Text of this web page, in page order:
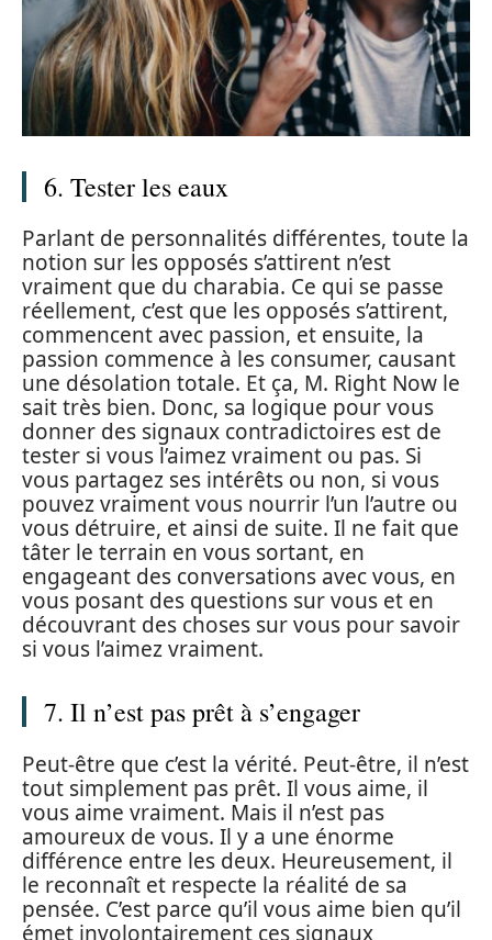
6. Tester les eaux
Parlant de personnalités différentes, toute la
notion sur les opposés s’attirent n’est
vraiment que du charabia. Ce qui se passe
réellement, c’est que les opposés s’attirent,
commencent avec passion, et ensuite, la
passion commence à les consumer, causant
une désolation totale. Et ça, M. Right Now le
sait très bien. Donc, sa logique pour vous
donner des signaux contradictoires est de
tester si vous l’aimez vraiment ou pas. Si
vous partagez ses intérêts ou non, si vous
pouvez vraiment vous nourrir l’un l’autre ou
vous détruire, et ainsi de suite. Il ne fait que
tâter le terrain en vous sortant, en
engageant des conversations avec vous, en
vous posant des questions sur vous et en
découvrant des choses sur vous pour savoir
si vous l’aimez vraiment.
7. Il n’est pas prêt à s’engager
Peut-être que c’est la vérité. Peut-être, il n’est
tout simplement pas prêt. Il vous aime, il
vous aime vraiment. Mais il n’est pas
amoureux de vous. Il y a une énorme
différence entre les deux. Heureusement, il
le reconnaît et respecte la réalité de sa
pensée. C’est parce qu’il vous aime bien qu’il
émet involontairement ces signaux